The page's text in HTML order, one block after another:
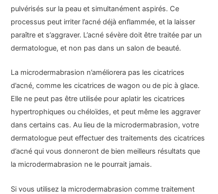
pulvérisés sur la peau et simultanément aspirés. Ce
processus peut irriter l’acné déjà enflammée, et la laisser
paraître et s’aggraver. L’acné sévère doit être traitée par un
dermatologue, et non pas dans un salon de beauté.
La microdermabrasion n’améliorera pas les cicatrices
d’acné, comme les cicatrices de wagon ou de pic à glace.
Elle ne peut pas être utilisée pour aplatir les cicatrices
hypertrophiques ou chéloïdes, et peut même les aggraver
dans certains cas. Au lieu de la microdermabrasion, votre
dermatologue peut effectuer des traitements des cicatrices
d’acné qui vous donneront de bien meilleurs résultats que
la microdermabrasion ne le pourrait jamais.
Si vous utilisez la microdermabrasion comme traitement